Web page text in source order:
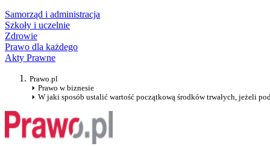
Samorząd i administracja
Szkoły i uczelnie
Zdrowie
Prawo dla każdego
Akty Prawne
Prawo.pl
Prawo w biznesie
W jaki sposób ustalić wartość początkową środków trwałych, jeżeli